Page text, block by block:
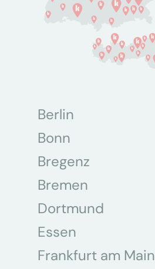
Berlin
Bonn
Bregenz
Bremen
Dortmund
Essen
Frankfurt am Main